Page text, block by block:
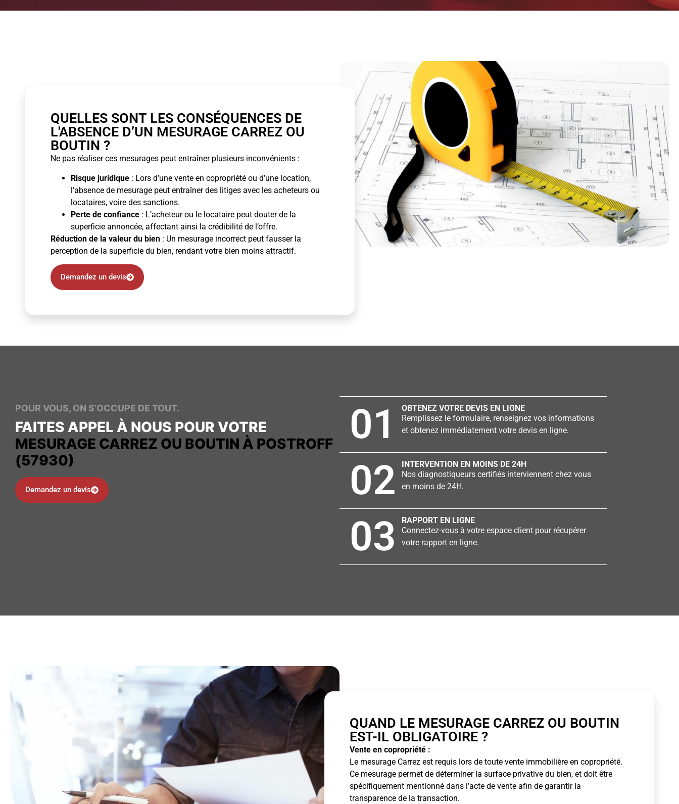
QUELLES SONT LES CONSÉQUENCES DE
L'ABSENCE D’UN MESURAGE CARREZ OU
BOUTIN ?
Ne pas réaliser ces mesurages peut entraîner plusieurs inconvénients :
Risque juridique : Lors d’une vente en copropriété ou d’une location,
l’absence de mesurage peut entraîner des litiges avec les acheteurs ou
locataires, voire des sanctions.
Perte de confiance : L’acheteur ou le locataire peut douter de la
superficie annoncée, affectant ainsi la crédibilité de l’offre.
Réduction de la valeur du bien : Un mesurage incorrect peut fausser la
perception de la superficie du bien, rendant votre bien moins attractif.
Demandez un devis
POUR VOUS, ON S’OCCUPE DE TOUT.
FAITES APPEL À NOUS POUR VOTRE
MESURAGE CARREZ OU BOUTIN À POSTROFF
(57930)
Demandez un devis
01
OBTENEZ VOTRE DEVIS EN LIGNE
Remplissez le formulaire, renseignez vos informations
et obtenez immédiatement votre devis en ligne.
02
INTERVENTION EN MOINS DE 24H
Nos diagnostiqueurs certifiés interviennent chez vous
en moins de 24H.
03
RAPPORT EN LIGNE
Connectez-vous à votre espace client pour récupérer
votre rapport en ligne.
QUAND LE MESURAGE CARREZ OU BOUTIN
EST-IL OBLIGATOIRE ?
Vente en copropriété :
Le mesurage Carrez est requis lors de toute vente immobilière en copropriété.
Ce mesurage permet de déterminer la surface privative du bien, et doit être
spécifiquement mentionné dans l’acte de vente afin de garantir la
transparence de la transaction.